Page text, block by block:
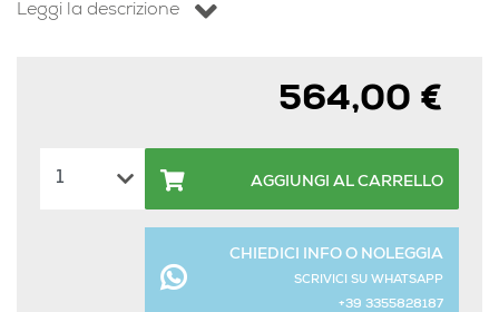
Leggi la descrizione
564,00 €
AGGIUNGI AL CARRELLO
CHIEDICI INFO O NOLEGGIA
SCRIVICI SU WHATSAPP
+39 3355828187